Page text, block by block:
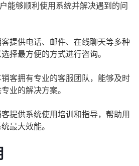
能够顺利使用系统并解决遇到的问
客提供电话、邮件、在线聊天等多种
择最方便的方式进行咨询。
销客拥有专业的客服团队，能够及时
业的解决方案。
客提供系统使用培训和指导，帮助用
最大效能。